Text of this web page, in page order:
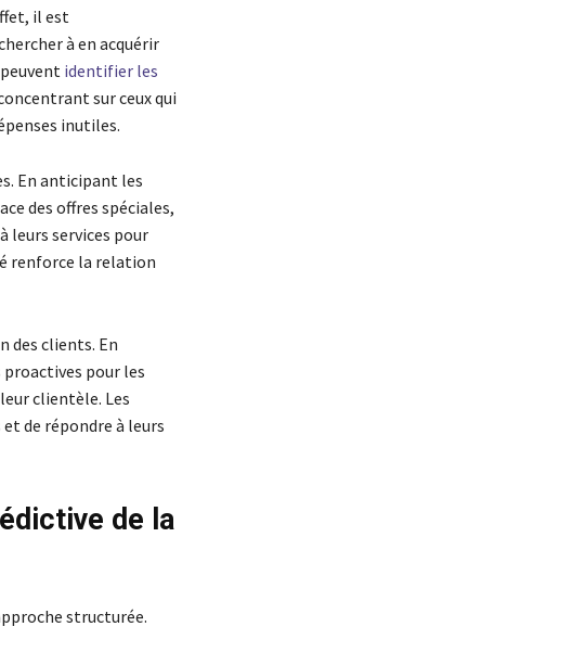
il est
à en acquérir
identifier les
sur ceux qui
inutiles.
En anticipant les
des offres spéciales,
leurs services pour
renforce la relation
des clients. En
pour les
clientèle. Les
de répondre à leurs
de la
structurée.